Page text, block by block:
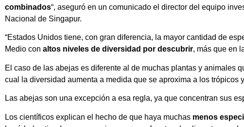
combinados“, aseguró en un comunicado el director del equipo
Nacional de Singapur.
“Estados Unidos tiene, con gran diferencia, la mayor cantidad de
Medio con altos niveles de diversidad por descubrir, más que en
El caso de las abejas es diferente al de muchas plantas y animales
cual la diversidad aumenta a medida que se aproxima a los trópicos
Las abejas son una excepción a esa regla, ya que concentran sus
Los científicos explican el hecho de que haya muchas menos